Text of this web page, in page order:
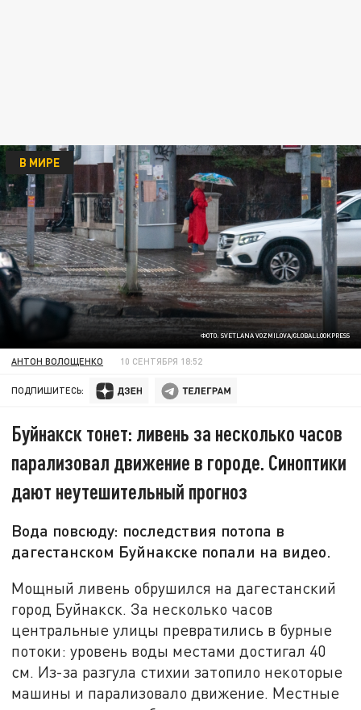
ФОТО: SVETLANA VOZMILOVA/GLOBALLOOKPRESS
В МИРЕ
АНТОН ВОЛОЩЕНКО 10 СЕНТЯБРЯ 18:52
ПОДПИШИТЕСЬ:
Буйнакск тонет: ливень за несколько часов
парализовал движение в городе. Синоптики
дают неутешительный прогноз
Вода повсюду: последствия потопа в
дагестанском Буйнакске попали на видео.
Мощный ливень обрушился на дагестанский
город Буйнакск. За несколько часов
центральные улицы превратились в бурные
потоки: уровень воды местами достигал 40
см. Из-за разгула стихии затопило некоторые
машины и парализовало движение. Местные